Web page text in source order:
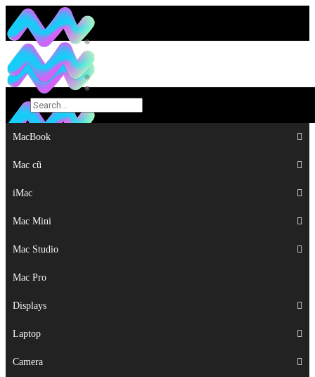
MacBook
Mac cũ
iMac
Mac Mini
Mac Studio
Mac Pro
Displays
Laptop
MacBook
Mac cũ
iMac
Mac Mini
Mac Studio
Mac Pro
Displays
Laptop
Camera